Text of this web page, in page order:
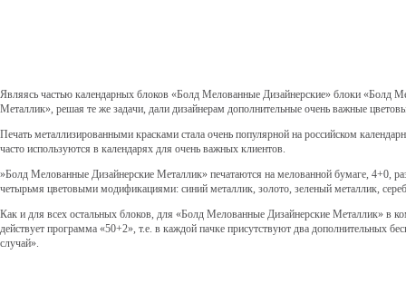
Являясь частью календарных блоков «Болд Мелованные Дизайнерские» блоки «Болд
Металлик», решая те же задачи, дали дизайнерам дополнительные очень важные
Печать металлизированными красками стала очень популярной на российском
часто используются в календарях для очень важных клиентов.
»Болд Мелованные Дизайнерские Металлик» печатаются на мелованной бумаге, 4+0,
четырьмя цветовыми модификациями: синий металлик, золото, зеленый металлик,
Как и для всех остальных блоков, для «Болд Мелованные Дизайнерские Металлик»
действует программа «50+2», т.е. в каждой пачке присутствуют два дополнительных
случай».